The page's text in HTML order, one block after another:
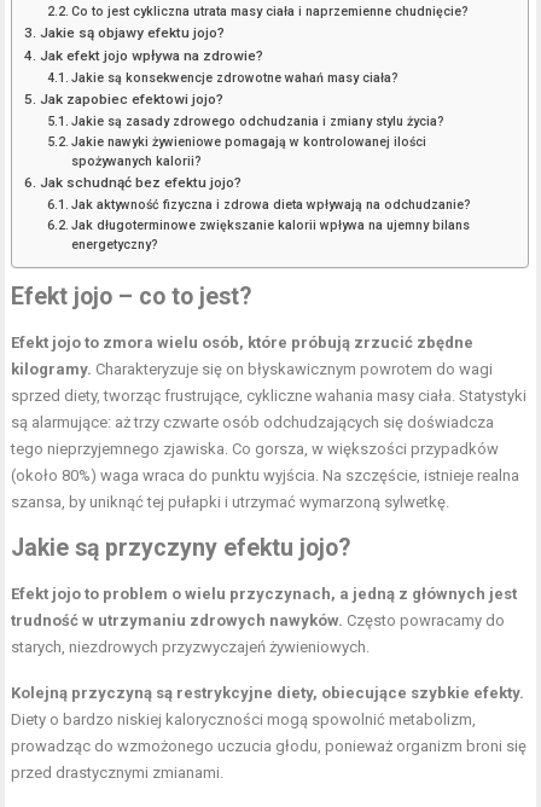
Co to jest cykliczna utrata masy ciała i naprzemienne chudnięcie?
Jakie są objawy efektu jojo?
Jak efekt jojo wpływa na zdrowie?
Jakie są konsekwencje zdrowotne wahań masy ciała?
Jak zapobiec efektowi jojo?
Jakie są zasady zdrowego odchudzania i zmiany stylu życia?
Jakie nawyki żywieniowe pomagają w kontrolowanej ilości
spożywanych kalorii?
Jak schudnąć bez efektu jojo?
Jak aktywność fizyczna i zdrowa dieta wpływają na odchudzanie?
Jak długoterminowe zwiększanie kalorii wpływa na ujemny bilans
energetyczny?
Efekt jojo – co to jest?
Efekt jojo to zmora wielu osób, które próbują zrzucić zbędne
kilogramy. Charakteryzuje się on błyskawicznym powrotem do wagi
sprzed diety, tworząc frustrujące, cykliczne wahania masy ciała. Statystyki
są alarmujące: aż trzy czwarte osób odchudzających się doświadcza
tego nieprzyjemnego zjawiska. Co gorsza, w większości przypadków
(około 80%) waga wraca do punktu wyjścia. Na szczęście, istnieje realna
szansa, by uniknąć tej pułapki i utrzymać wymarzoną sylwetkę.
Jakie są przyczyny efektu jojo?
Efekt jojo to problem o wielu przyczynach, a jedną z głównych jest
trudność w utrzymaniu zdrowych nawyków. Często powracamy do
starych, niezdrowych przyzwyczajeń żywieniowych.
Kolejną przyczyną są restrykcyjne diety, obiecujące szybkie efekty.
Diety o bardzo niskiej kaloryczności mogą spowolnić metabolizm,
prowadząc do wzmożonego uczucia głodu, ponieważ organizm broni się
przed drastycznymi zmianami.